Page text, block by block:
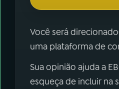
Você será
uma plataforma de
Sua opinião ajuda a
esqueça de incluir na